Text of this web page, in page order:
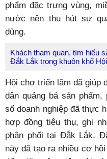
phẩm đặc trưng vùng,
nước nên thu hút sự
dùng.
Khách tham quan, tìm hiểu
Đắk Lắk trong khuôn khổ
Hội chợ triển lãm đã giúp
dân quảng bá sản
số doanh nghiệp đã thực
hợp đồng tiêu thụ, ghi
phân phối tại Đắk Lắk.
này đã tạo ra nhiều cơ